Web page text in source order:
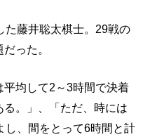
た藤井聡太棋士。29戦の
った。
均して2～3時間で決着
。」、「ただ、時には
し、間をとって6時間と計